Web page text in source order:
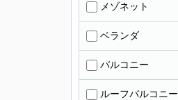
メゾネット
ベランダ
バルコニー
ルーフバルコニー